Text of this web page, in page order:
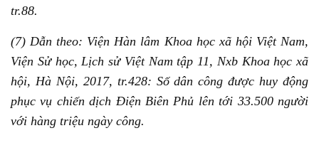
tr.88.
(7) Dẫn theo: Viện Hàn lâm Khoa học xã hội Việt Nam,
Viện Sử học, Lịch sử Việt Nam tập 11, Nxb Khoa học xã
hội, Hà Nội, 2017, tr.428: Số dân công được huy động
phục vụ chiến dịch Điện Biên Phủ lên tới 33.500 người
với hàng triệu ngày công.